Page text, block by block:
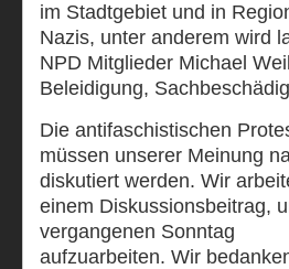
im Stadtgebiet und in
Nazis, unter anderem wird
NPD Mitglieder Michael
Beleidigung,
Die antifaschistischen
müssen unserer Meinung
diskutiert werden. Wir
einem Diskussionsbeitrag,
vergangenen Sonntag
aufzuarbeiten. Wir